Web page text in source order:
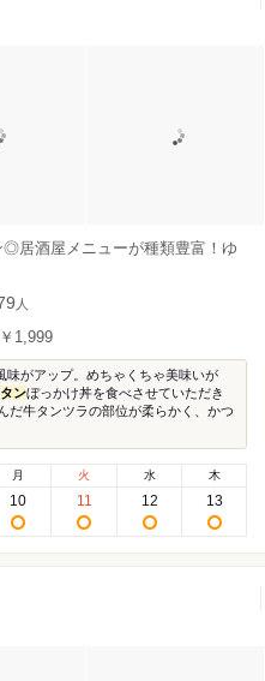
居酒屋メニューが種類豊富！ゆ
人
1,999
味がアップ。めちゃくちゃ美味いが
タンぼっかけ丼を食べさせていただき
だ牛タンツラの部位が柔らかく、かつ
月
10
火
11
水
12
木
13